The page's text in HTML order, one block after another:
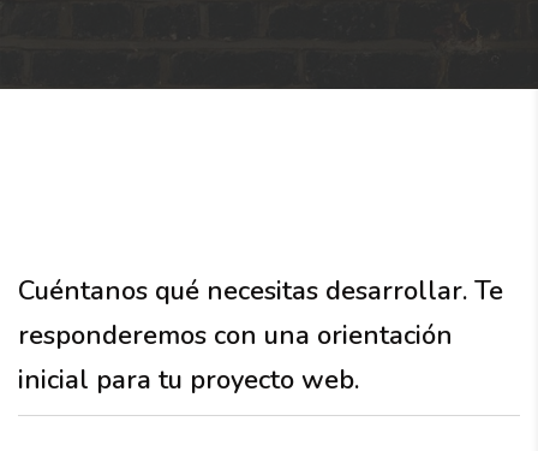
Cuéntanos qué necesitas desarrollar. Te
responderemos con una orientación
inicial para tu proyecto web.